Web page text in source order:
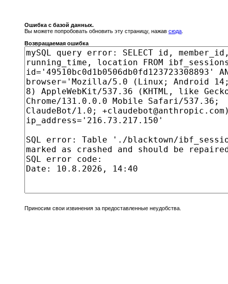
Ошибка с базой данных.
Вы можете попробовать обновить эту страницу, нажав сюда
Возвращаемая ошибка
Приносим свои извинения за предоставленные неудобства.